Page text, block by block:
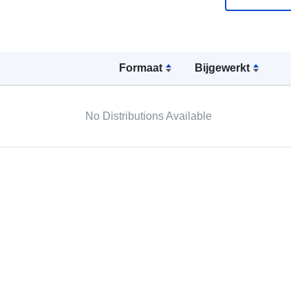
Formaat Bijgewerkt
No Distributions Available